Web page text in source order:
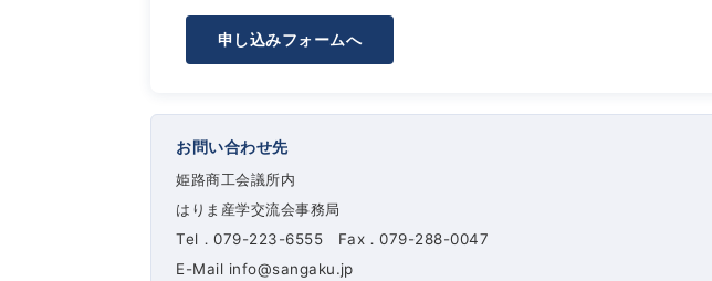
申し込みフォームへ
お問い合わせ先
姫路商工会議所内
はりま産学交流会事務局
Tel．079-223-6555 Fax．079-288-0047
E-Mail info@sangaku.jp